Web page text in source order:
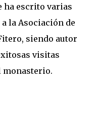
ha escrito varias
la Asociación de
siendo autor
visitas
monasterio.